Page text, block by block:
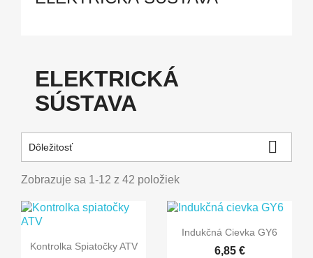
ELEKTRICKÁ
SÚSTAVA
Dôležitosť 
Zobrazuje sa 1-12 z 42 položiek
 Rýchly náhľad
Kontrolka Spiatočky ATV
 Rýchly náhľad
Indukčná Cievka GY6
6,85 €